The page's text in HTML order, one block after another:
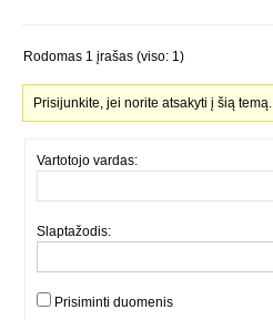
Rodomas 1 įrašas (viso: 1)
Prisijunkite, jei norite atsakyti į šią temą.
Vartotojo vardas:
Slaptažodis:
Prisiminti duomenis